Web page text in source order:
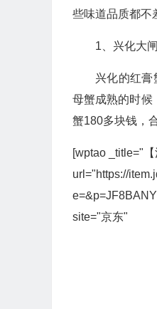
些味道品质都不
1、兴化大
兴化的红膏
母蟹成熟的时候
蟹180多块钱，
[wptao _title="
url="https://
site="京东"